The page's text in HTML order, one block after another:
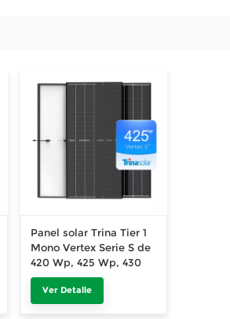
Panel solar Trina Tier 1
Mono Vertex Serie S de
420 Wp, 425 Wp, 430
Wp y 435 Wp con marco
negro, módulo
fotovoltaico de 405 Wp,
Ver Detalle